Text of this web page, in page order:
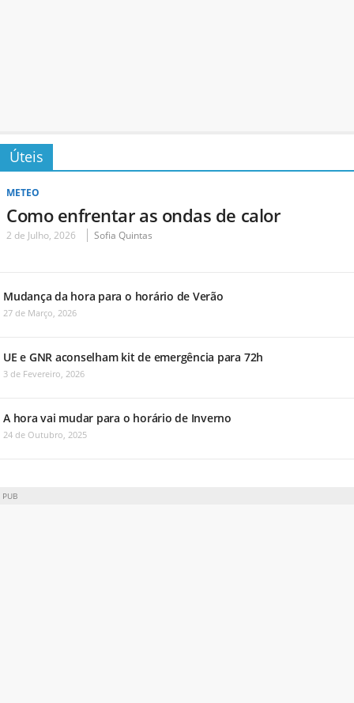
Úteis
METEO
Como enfrentar as ondas de calor
2 de Julho, 2026 Sofia Quintas
Mudança da hora para o horário de Verão
27 de Março, 2026
UE e GNR aconselham kit de emergência para 72h
3 de Fevereiro, 2026
A hora vai mudar para o horário de Inverno
24 de Outubro, 2025
PUB